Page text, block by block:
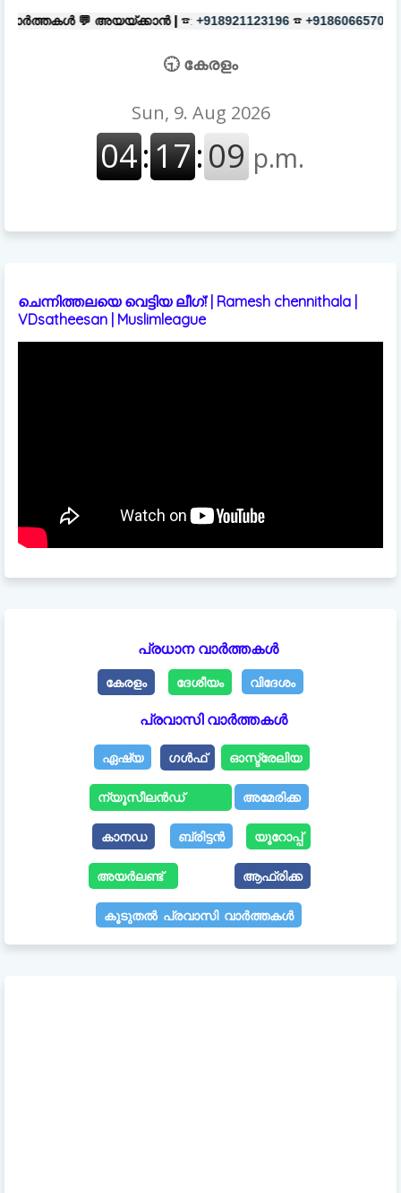
അയയ്ക്കാൻ | ☎: +918921123196 ☎ +918606657037
🕤 കേരളം
ചെന്നിത്തലയെ വെട്ടിയ ലീഗ്! | Ramesh chennithala |
VDsatheesan | Muslimleague
പ്രധാന വാർത്തകൾ
കേരളം ദേശീയം വിദേശം
പ്രവാസി വാർത്തകൾ
ഏഷ്യ ഗൾഫ് ഓസ്ട്രേലിയ
ന്യൂസീലൻഡ് അമേരിക്ക
കാനഡ ബ്രിട്ടൻ യൂറോപ്പ്
അയർലണ്ട് ആഫ്രിക്ക
കൂടുതൽ പ്രവാസി വാർത്തകൾ